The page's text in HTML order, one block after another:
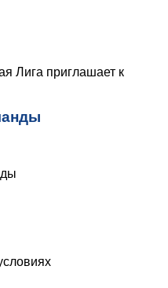
Лига приглашает к